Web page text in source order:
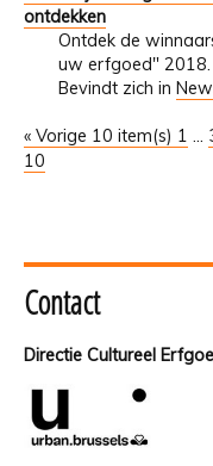
ontdekken
Ontdek de
uw erfgoed" 2018.
Bevindt zich in
« Vorige 10 item(s) 1 ...
10
Contact
Directie Cultureel